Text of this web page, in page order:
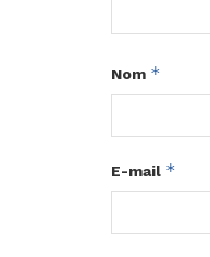
Nom *
E-mail *